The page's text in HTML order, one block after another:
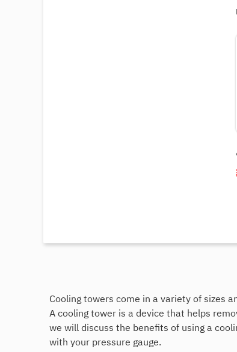
Cooling towers come in a variety of sizes
A cooling tower is a device that helps
we will discuss the benefits of using a
with your pressure gauge.